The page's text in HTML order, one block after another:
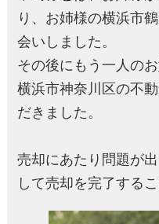
り、お姉様の横浜市
会いしました。
その後にもう一人の
横浜市神奈川区の不
だきました。
売却にあたり問題が
して売却を完了する